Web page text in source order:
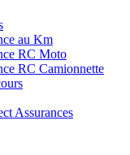
au Km
RC Moto
RC Camionnette
Assurances